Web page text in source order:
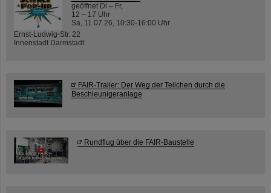
geöffnet Di – Fr,
12 – 17 Uhr
Sa, 11.07.26, 10:30-16:00 Uhr
Ernst-Ludwig-Str. 22
Innenstadt Darmstadt
FAIR-Trailer: Der Weg der Teilchen durch die
Beschleunigeranlage
Rundflug über die FAIR-Baustelle